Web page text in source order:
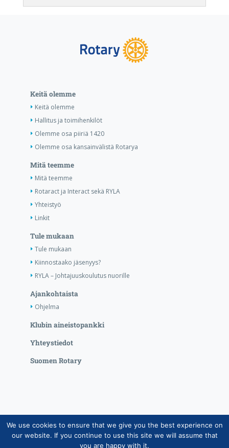
Keitä olemme
Keitä olemme
Hallitus ja toimihenkilöt
Olemme osa piiriä 1420
Olemme osa kansainvälistä Rotarya
Mitä teemme
Mitä teemme
Rotaract ja Interact sekä RYLA
Yhteistyö
Linkit
Tule mukaan
Tule mukaan
Kiinnostaako jäsenyys?
RYLA – Johtajuuskoulutus nuorille
Ajankohtaista
Ohjelma
Klubin aineistopankki
Yhteystiedot
Suomen Rotary
Copyright © Suomen Rotarypalvelu ry 2026 |
Jäsentietojärjestelmän tietosuojaseloste| Henkilötietojen
We use cookies to ensure that we give you the best experience on
our website. If you continue to use this site we will assume that
you are happy with it.